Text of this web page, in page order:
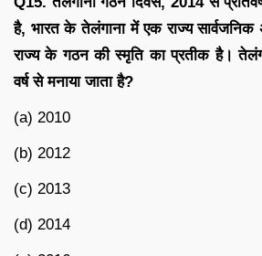
है, भारत के तेलंगाना में एक राज्य
राज्य के गठन की स्मृति का प्रतीक है।
वर्ष से मनाया जाता है?
(a) 2010
(b) 2012
(c) 2013
(d) 2014